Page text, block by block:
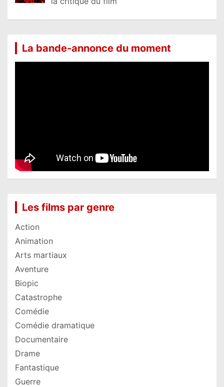
La bande-annonce du moment
Les films par genre
Action
Animation
Arts martiaux
Aventure
Biopic
Catastrophe
Comédie
Comédie dramatique
Documentaire
Drame
Fantastique
Guerre